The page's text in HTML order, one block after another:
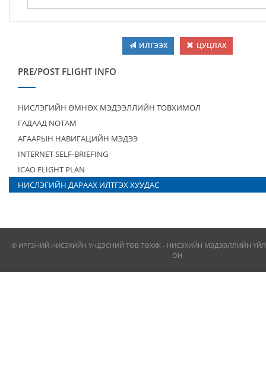
ИЛГЭЭХ ЦУЦЛАХ
PRE/POST FLIGHT INFO
НИСЛЭГИЙН ӨМНӨХ МЭДЭЭЛЛИЙН ТОВХИМОЛ
ГАДААД NOTAM
АГААРЫН НАВИГАЦИЙН МЭДЭЭ
INTERNET SELF-BRIEFING
ICAO FLIGHT PLAN
НИСЛЭГИЙН ДАРААХ ИЛТГЭХ ХУУДАС
© ИРГЭНИЙ НИСЭХИЙН ҮНДЭСНИЙ ТӨВ ТӨХХК - НИСЭХИЙН МЭДЭЭЛЛИЙН
ОН